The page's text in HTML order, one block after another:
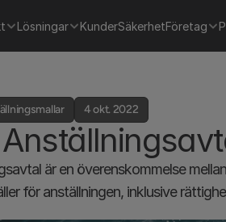
Lösningar KunderSäkerhetFöretag
4 okt. 2022
är en överenskommelse
för anställningen, inklusive